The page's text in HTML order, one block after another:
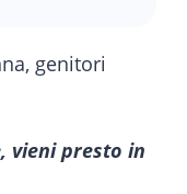
vieni presto in